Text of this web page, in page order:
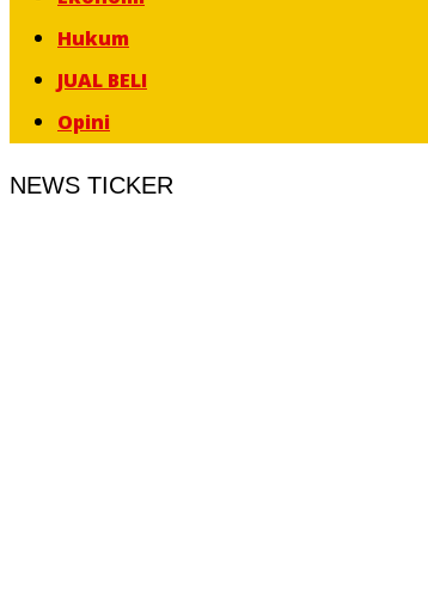
Hukum
JUAL BELI
Opini
NEWS TICKER